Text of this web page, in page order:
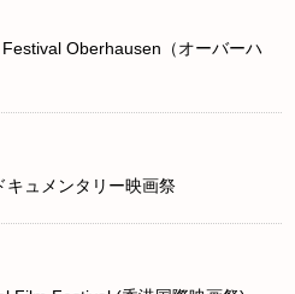
Oberhausen（オーバーハ
キュメンタリー映画祭